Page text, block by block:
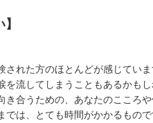
された方のほとんどが感じてい
を流してしまうこともあるかも
き合うための、あなたのこころ
では、とても時間がかかるもの